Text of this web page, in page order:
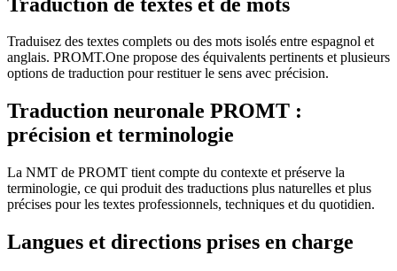
Traduisez des textes complets ou des mots isolés entre espagnol et
anglais. PROMT.One propose des équivalents pertinents et plusieurs
options de traduction pour restituer le sens avec précision.
Traduction neuronale PROMT :
précision et terminologie
La NMT de PROMT tient compte du contexte et préserve la
terminologie, ce qui produit des traductions plus naturelles et plus
précises pour les textes professionnels, techniques et du quotidien.
Langues et directions prises en charge